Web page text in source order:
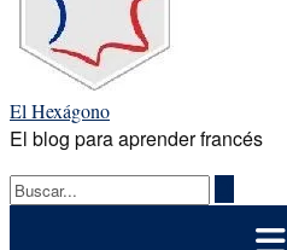
El Hexágono
El blog para aprender francés